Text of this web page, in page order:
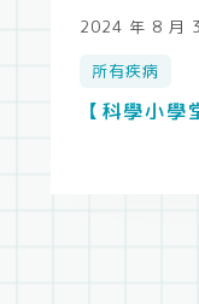
2024 年 8 月
所有疾病
【科學小學